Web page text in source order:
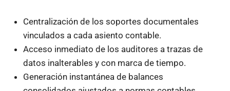
Centralización de los soportes documentales
vinculados a cada asiento contable.
Acceso inmediato de los auditores a trazas de
datos inalterables y con marca de tiempo.
Generación instantánea de balances